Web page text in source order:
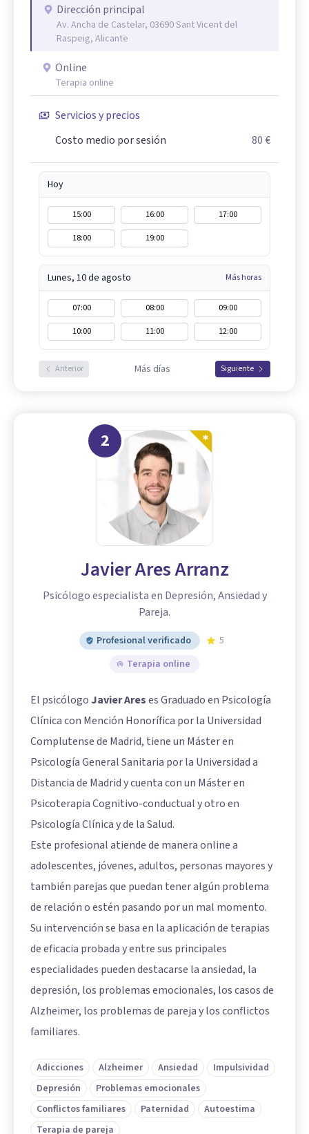
Dirección principal
Av. Ancha de Castelar, 03690 Sant Vicent del
Raspeig, Alicante
Online
Terapia online
Servicios y precios
Costo medio por sesión
80 €
Hoy
15:00 16:00
17:00
18:00
19:00
Lunes, 10 de agosto Más horas
07:00 08:00
09:00
10:00
11:00 12:00
Anterior Más días Siguiente
2
Javier Ares Arranz
Psicólogo especialista en Depresión, Ansiedad y
Pareja.
Profesional verificado
5
Terapia online
El psicólogo Javier Areses Graduado en Psicología
Clínica con Mención Honorífica por la Universidad
Complutense de Madrid, tiene un Máster en
Psicología General Sanitaria por la Universidad a
Distancia de Madrid y cuenta con un Máster en
Psicoterapia Cognitivo-conductual y otro en
Psicología Clínica y de la Salud.
Este profesional atiende de manera online a
adolescentes, jóvenes, adultos, personas mayores y
también parejas que puedan tener algún problema
de relación o estén pasando por un mal momento.
Su intervención se basa en la aplicación de terapias
de eficacia probada y entre sus principales
especialidades pueden destacarse la ansiedad, la
depresión, los problemas emocionales, los casos de
Alzheimer, los problemas de pareja y los conflictos
familiares.
Adicciones Alzheimer Ansiedad
Impulsividad
Depresión
Problemas emocionales
Conflictos familiares
Paternidad
Autoestima
Terapia de pareja